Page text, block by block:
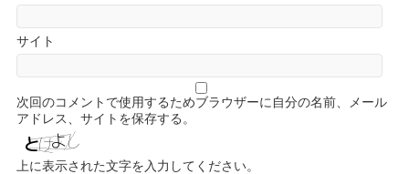
サイト
次回のコメントで使用するためブラウザーに自分の名前、メール
アドレス、サイトを保存する。
上に表示された文字を入力してください。